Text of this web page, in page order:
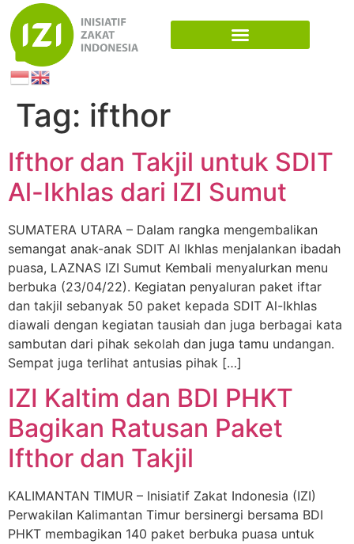
Tag: ifthor
Ifthor dan Takjil untuk SDIT
Al-Ikhlas dari IZI Sumut
SUMATERA UTARA – Dalam rangka mengembalikan
semangat anak-anak SDIT Al Ikhlas menjalankan ibadah
puasa, LAZNAS IZI Sumut Kembali menyalurkan menu
berbuka (23/04/22). Kegiatan penyaluran paket iftar
dan takjil sebanyak 50 paket kepada SDIT Al-Ikhlas
diawali dengan kegiatan tausiah dan juga berbagai kata
sambutan dari pihak sekolah dan juga tamu undangan.
Sempat juga terlihat antusias pihak […]
IZI Kaltim dan BDI PHKT
Bagikan Ratusan Paket
Ifthor dan Takjil
KALIMANTAN TIMUR – Inisiatif Zakat Indonesia (IZI)
Perwakilan Kalimantan Timur bersinergi bersama BDI
PHKT membagikan 140 paket berbuka puasa untuk